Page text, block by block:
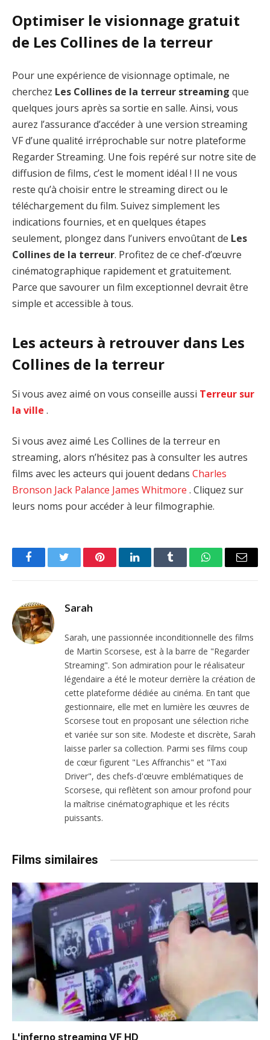
Optimiser le visionnage gratuit
de Les Collines de la terreur
Pour une expérience de visionnage optimale, ne
cherchez Les Collines de la terreur streaming que
quelques jours après sa sortie en salle. Ainsi, vous
aurez l’assurance d’accéder à une version streaming
VF d’une qualité irréprochable sur notre plateforme
Regarder Streaming. Une fois repéré sur notre site de
diffusion de films, c’est le moment idéal ! Il ne vous
reste qu’à choisir entre le streaming direct ou le
téléchargement du film. Suivez simplement les
indications fournies, et en quelques étapes
seulement, plongez dans l’univers envoûtant de Les
Collines de la terreur. Profitez de ce chef-d’œuvre
cinématographique rapidement et gratuitement.
Parce que savourer un film exceptionnel devrait être
simple et accessible à tous.
Les acteurs à retrouver dans Les
Collines de la terreur
Si vous avez aimé on vous conseille aussi Terreur sur
la ville .
Si vous avez aimé Les Collines de la terreur en
streaming, alors n’hésitez pas à consulter les autres
films avec les acteurs qui jouent dedans Charles
Bronson Jack Palance James Whitmore . Cliquez sur
leurs noms pour accéder à leur filmographie.
FacebookTwitter PinterestLinkedInTumblr WhatsAppEmail
Sarah
Sarah, une passionnée inconditionnelle des films
de Martin Scorsese, est à la barre de "Regarder
Streaming". Son admiration pour le réalisateur
légendaire a été le moteur derrière la création de
cette plateforme dédiée au cinéma. En tant que
gestionnaire, elle met en lumière les œuvres de
Scorsese tout en proposant une sélection riche
et variée sur son site. Modeste et discrète, Sarah
laisse parler sa collection. Parmi ses films coup
de cœur figurent "Les Affranchis" et "Taxi
Driver", des chefs-d'œuvre emblématiques de
Scorsese, qui reflètent son amour profond pour
la maîtrise cinématographique et les récits
puissants.
Films similaires
L'inferno streaming VF HD